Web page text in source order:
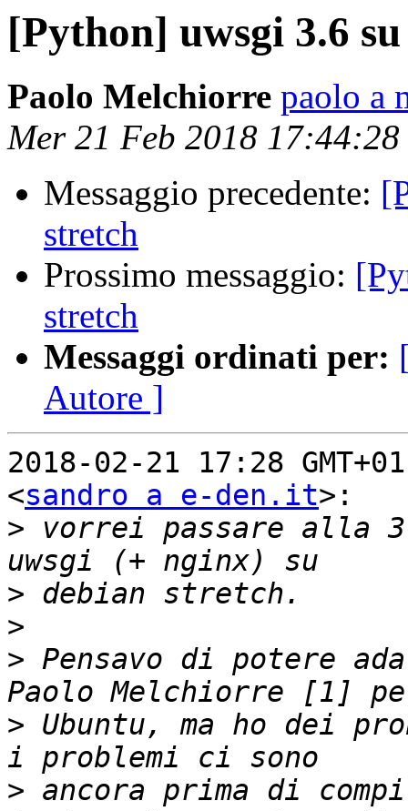
[Python] uwsgi 3.6
Paolo Melchiorre paolo a
Mer 21 Feb 2018 17:44:28
Messaggio precedente:
stretch
Prossimo messaggio:
stretch
Messaggi ordinati per:
Autore ]
2018-02-21 17:28
<sandro a e-den.it>:
> vorrei passare alla
>
>
> Pensavo di potere
> Ubuntu, ma ho dei
> ancora prima di